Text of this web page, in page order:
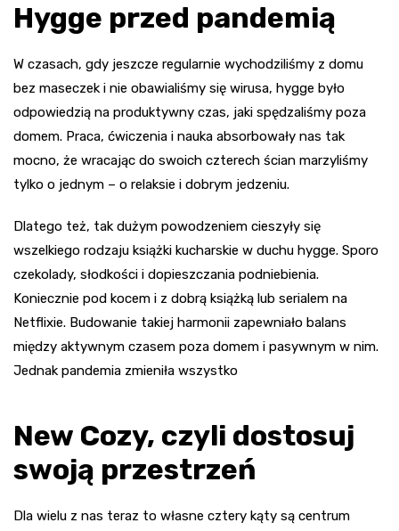
Hygge przed pandemią
W czasach, gdy jeszcze regularnie wychodziliśmy z domu
bez maseczek i nie obawialiśmy się wirusa, hygge było
odpowiedzią na produktywny czas, jaki spędzaliśmy poza
domem. Praca, ćwiczenia i nauka absorbowały nas tak
mocno, że wracając do swoich czterech ścian marzyliśmy
tylko o jednym – o relaksie i dobrym jedzeniu.
Dlatego też, tak dużym powodzeniem cieszyły się
wszelkiego rodzaju książki kucharskie w duchu hygge. Sporo
czekolady, słodkości i dopieszczania podniebienia.
Koniecznie pod kocem i z dobrą książką lub serialem na
Netflixie. Budowanie takiej harmonii zapewniało balans
między aktywnym czasem poza domem i pasywnym w nim.
Jednak pandemia zmieniła wszystko
New Cozy, czyli dostosuj
swoją przestrzeń
Dla wielu z nas teraz to własne cztery kąty są centrum